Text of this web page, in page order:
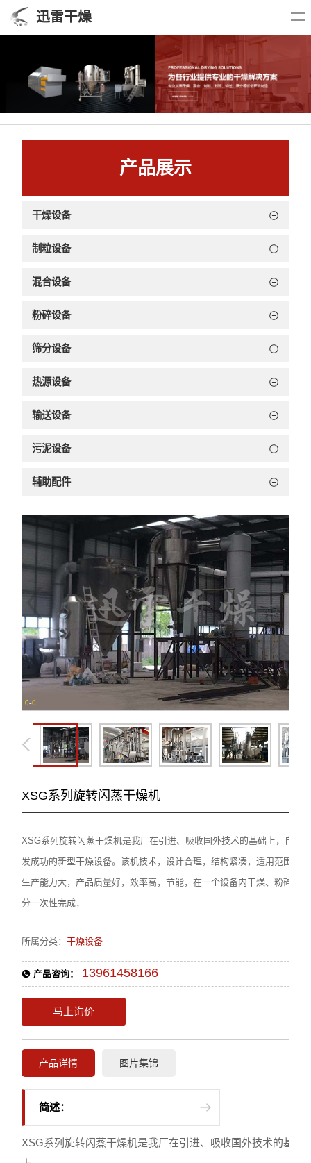
迅雷干燥
产品展示
干燥设备
制粒设备
混合设备
粉碎设备
筛分设备
热源设备
输送设备
污泥设备
辅助配件
0-0
XSG系列旋转闪蒸干燥机
XSG系列旋转闪蒸干燥机是我厂在引进、吸收国外技术的基础上，自行
发成功的新型干燥设备。该机技术，设计合理，结构紧凑，适用范围广，
生产能力大，产品质量好，效率高，节能，在一个设备内干燥、粉碎、筛
分一次性完成，
所属分类：干燥设备
产品咨询： 13961458166
马上询价
产品详情 图片集锦
简述：
XSG系列旋转闪蒸干燥机是我厂在引进、吸收国外技术的基础